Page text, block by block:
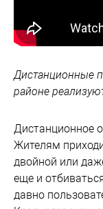
Дистанционные
районе
Дистанционное
Жителям
двойной или
еще и
давно